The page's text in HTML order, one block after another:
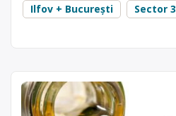
Ilfov + București
Sector 3